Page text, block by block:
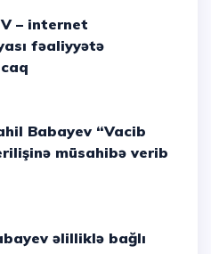
fəaliyyətə
müsahibə verib